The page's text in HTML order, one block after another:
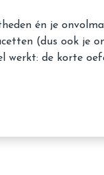
én je
(dus ook je
werkt: de korte